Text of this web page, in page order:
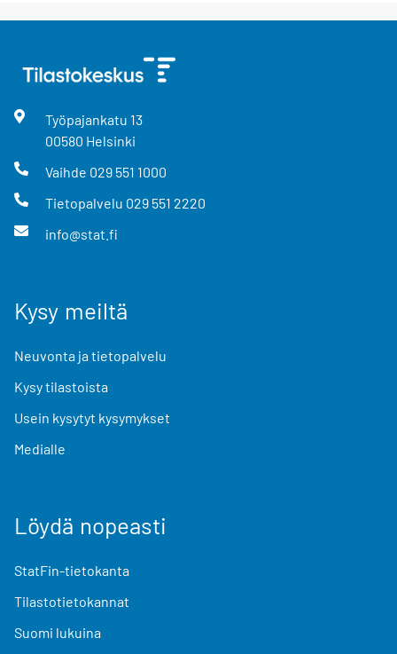
Työpajankatu 13
00580 Helsinki
Vaihde 029 551 1000
Tietopalvelu 029 551 2220
info@stat.fi
Kysy meiltä
Neuvonta ja tietopalvelu
Kysy tilastoista
Usein kysytyt kysymykset
Medialle
Löydä nopeasti
StatFin-tietokanta
Tilastotietokannat
Suomi lukuina